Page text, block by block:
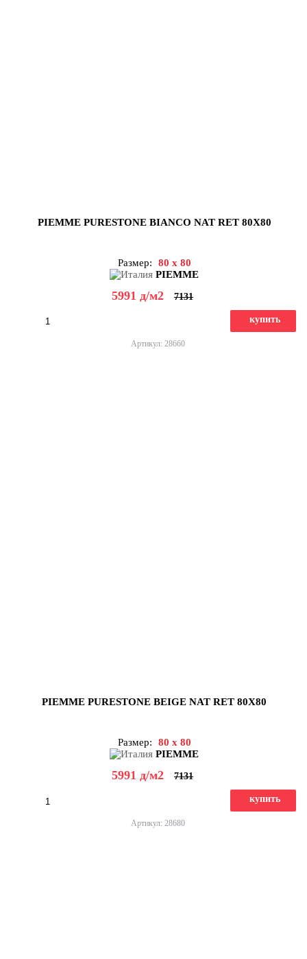
PIEMME PURESTONE BIANCO NAT RET 80X80
Размер:
80 x 80
PIEMME
5991 д/м2 7131
купить
Артикул: 28660
PIEMME PURESTONE BEIGE NAT RET 80X80
Размер:
80 x 80
PIEMME
5991 д/м2 7131
купить
Артикул: 28680